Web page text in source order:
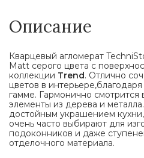
Описание
Кварцевый агломерат
Matt серого цвета с
коллекции Trend. Отлично
цветов в
гамме. Гармонично
элементы из дерева и
достойным украшением
очень часто выбирают для
подоконников и даже
отделочного материала.